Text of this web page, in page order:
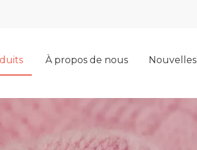
À propos de nous Nouvelles